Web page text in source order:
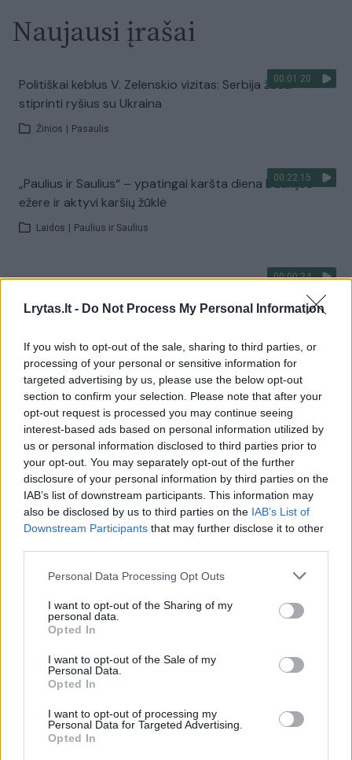
Lrytas.lt - Do Not Process My Personal Information
If you wish to opt-out of the sale, sharing to third parties, or
processing of your personal or sensitive information for
targeted advertising by us, please use the below opt-out
section to confirm your selection. Please note that after your
opt-out request is processed you may continue seeing
interest-based ads based on personal information utilized by
us or personal information disclosed to third parties prior to
your opt-out. You may separately opt-out of the further
disclosure of your personal information by third parties on the
IAB’s list of downstream participants. This information may
also be disclosed by us to third parties on the IAB’s List of
Downstream Participants that may further disclose it to other
Personal Data Processing Opt Outs
I want to opt-out of the Sharing of my
personal data.
Opted In
I want to opt-out of the Sale of my
Personal Data.
Opted In
I want to opt-out of processing my
Personal Data for Targeted Advertising.
Opted In
Naujausi įrašai
00:01:20
Politiškai keblus V. Zelenskio vizitas: Serbija žada
stiprinti ryšius su Ukraina
Žinios Pasaulis
00:22:15
„Paulius ir Saulius“ – ypatingai karšta diena Dzūkijos
ežere ir aktyvi karšių žūklė
Laidos Paulius ir Saulius
00:00:34
Kyjivas po naktinės atakos: liepsnos apėmė pastatus
Žinios | Pasaulis
00:22:27
„Kelionės tikslas“ – Birštono ir Širvintų atradimai
Laidos Kelionės tikslas
Visi įrašai
Žiūrimiausi įrašai
Vaizdai iš tragiškos avarijos Vilniaus r.: dviejų moterų ir
Žinios | Lietuvos diena
00:00:57
Savaitės vidurys nusimato karštas: temperatūra kils iki
32 laipsnių šilumos
Žinios | Orai